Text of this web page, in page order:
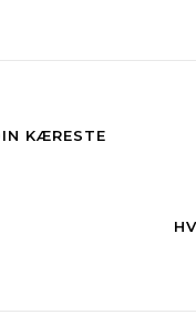
KÆRESTE